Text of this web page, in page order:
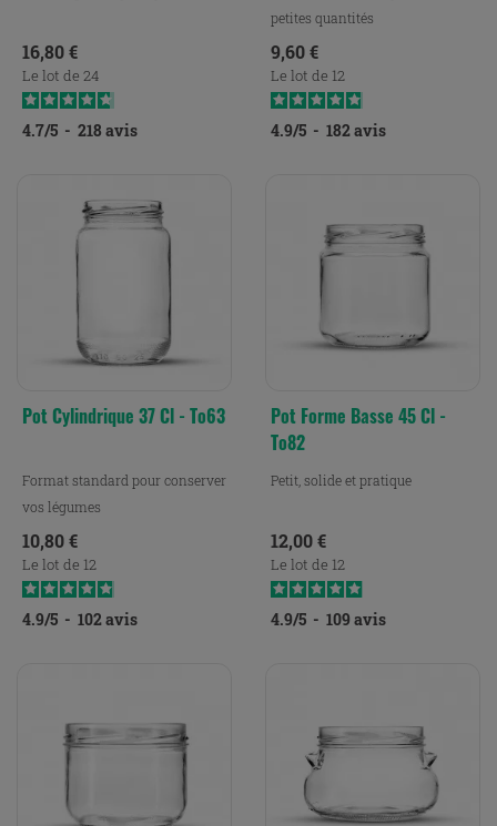
Prix
16,80 €
Le lot de 24
4.7/5 - 218 avis
petites quantités
Prix
9,60 €
Le lot de 12
4.9/5 - 182avis
Pot Cylindrique 37 Cl - To63
Format standard pour conserver
vos légumes
Prix
10,80 €
Le lot de 12
4.9/5 - 102avis
Pot Forme Basse 45 Cl -
To82
Petit, solide et pratique
Prix
12,00 €
Le lot de 12
4.9/5 - 109 avis